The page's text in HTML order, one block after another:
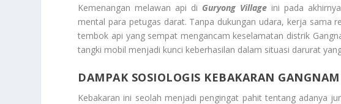
Kemenangan melawan api di Guryong Village ini pada
mental para petugas darat. Tanpa dukungan udara, kerja sama
tembok api yang sempat mengancam keselamatan distrik
tangki mobil menjadi kunci keberhasilan dalam situasi darurat
DAMPAK SOSIOLOGIS KEBAKARAN GANGNAM
Kebakaran ini seolah menjadi pengingat pahit tentang adanya